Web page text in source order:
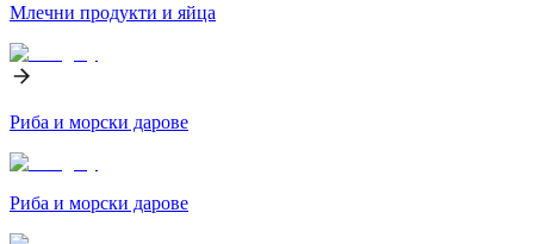
Млечни продукти и яйца
Риба и морски дарове
Риба и морски дарове